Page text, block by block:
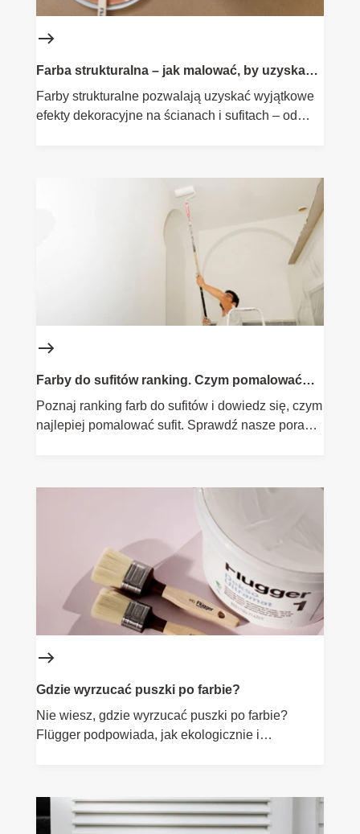
Farba strukturalna – jak malować, by uzyskać
ciekawy efekt?
Farby strukturalne pozwalają uzyskać wyjątkowe
efekty dekoracyjne na ścianach i sufitach – od
zwrócić uwagę, by efekt końcowy był trwały i
estetyczny. Znajdziesz tu również polecane
produkty Flügger do efektów specjalnych.
Farby do sufitów ranking. Czym pomalować
sufit?
Poznaj ranking farb do sufitów i dowiedz się, czym
najlepiej pomalować sufit. Sprawdź nasze porady,
Gdzie wyrzucać puszki po farbie?
Nie wiesz, gdzie wyrzucać puszki po farbie?
Flügger podpowiada, jak ekologicznie i